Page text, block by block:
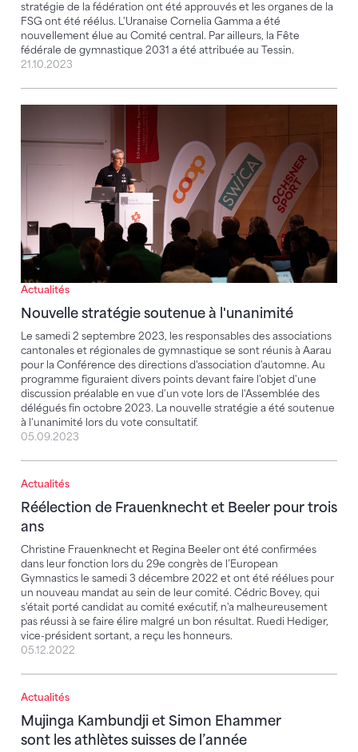
stratégie de la fédération ont été approuvés et les organes de la
FSG ont été réélus. L'Uranaise Cornelia Gamma a été
nouvellement élue au Comité central. Par ailleurs, la Fête
fédérale de gymnastique 2031 a été attribuée au Tessin.
21.10.2023
Actualités
Nouvelle stratégie soutenue à l'unanimité
Le samedi 2 septembre 2023, les responsables des associations
cantonales et régionales de gymnastique se sont réunis à Aarau
pour la Conférence des directions d'association d'automne. Au
programme figuraient divers points devant faire l'objet d'une
discussion préalable en vue d'un vote lors de l'Assemblée des
délégués fin octobre 2023. La nouvelle stratégie a été soutenue
à l'unanimité lors du vote consultatif.
Nouvelle stratégie soutenue à l'unanimité
05.09.2023
Actualités
Réélection de Frauenknecht et Beeler pour trois
ans
Christine Frauenknecht et Regina Beeler ont été confirmées
dans leur fonction lors du 29e congrès de l’European
Gymnastics le samedi 3 décembre 2022 et ont été réélues pour
un nouveau mandat au sein de leur comité. Cédric Bovey, qui
s'était porté candidat au comité exécutif, n'a malheureusement
pas réussi à se faire élire malgré un bon résultat. Ruedi Hediger,
vice-président sortant, a reçu les honneurs.
Réélection de Frauenknecht et Beeler pour trois ans
05.12.2022
Actualités
Mujinga Kambundji et Simon Ehammer
sont les athlètes suisses de l’année
Mujinga Kambundji et Simon Ehammer sont les